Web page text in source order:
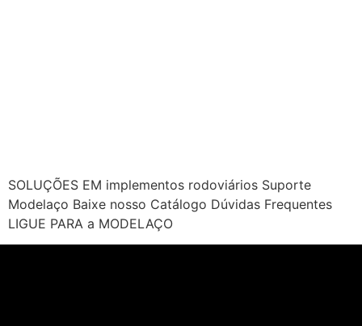
SOLUÇÕES EM implementos rodoviários Suporte
Modelaço Baixe nosso Catálogo Dúvidas Frequentes
LIGUE PARA a MODELAÇO